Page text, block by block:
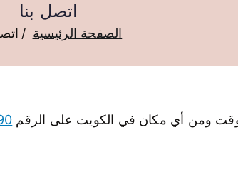
اتصل بنا
الصفحة الرئيسية
وقت ومن أي مكان في الكويت على الرقم